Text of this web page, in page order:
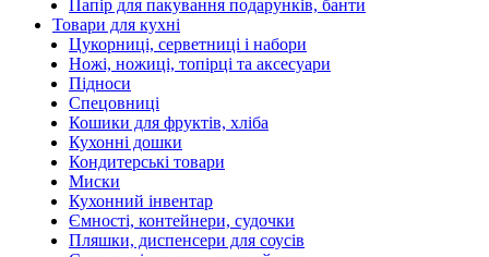
Папір для пакування подарунків, банти
Товари для кухні
Цукорниці, серветниці і набори
Ножі, ножиці, топірці та аксесуари
Підноси
Спецовниці
Кошики для фруктів, хліба
Кухонні дошки
Кондитерські товари
Миски
Кухонний інвентар
Ємності, контейнери, судочки
Пляшки, диспенсери для соусів